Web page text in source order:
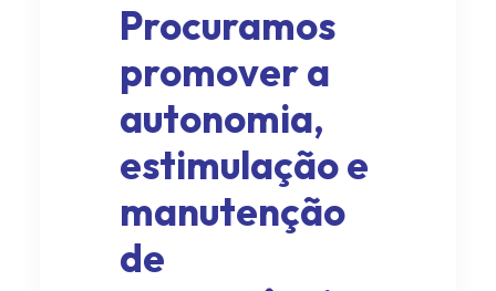
Procuramos
promover a
autonomia,
estimulação e
manutenção
de